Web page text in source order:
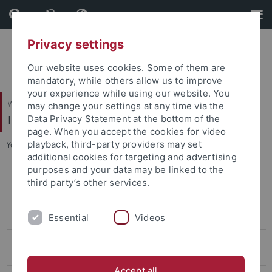
Skip
to
content
Skip
to
footer
Wirtschafts- und Sozialwissenschaftliche Fakultät
Institut für Politikwissenschaft
You are here: Startseite ... Professor Meyer
Comparative Politics and European Integration: Professor Abels
Professuren Diez und Hasenclever
Schlumberger
Privacy settings
Our website uses cookies. Some of them are
mandatory, while others allow us to improve
your experience while using our website. You
may change your settings at any time via the
Data Privacy Statement at the bottom of the
page. When you accept the cookies for video
playback, third-party providers may set
additional cookies for targeting and advertising
purposes and your data may be linked to the
third party’s other services.
Essential Videos